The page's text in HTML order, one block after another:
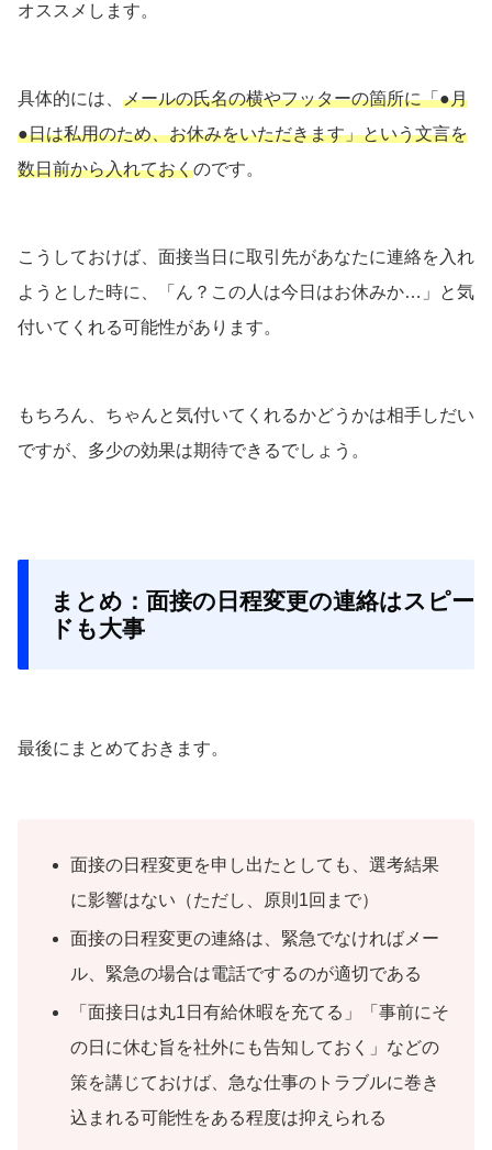
オススメします。
具体的には、 メールの氏名の横やフッターの箇所に「●月
●日は私用のため、お休みをいただきます」という文言を
数日前から入れておくのです。
こうしておけば、面接当日に取引先があなたに連絡を入れ
ようとした時に、「ん？この人は今日はお休みか…」と気
付いてくれる可能性があります。
もちろん、ちゃんと気付いてくれるかどうかは相手しだい
ですが、多少の効果は期待できるでしょう。
まとめ：面接の日程変更の連絡はスピー
ドも大事
最後にまとめておきます。
面接の日程変更を申し出たとしても、選考結果
に影響はない（ただし、原則1回まで）
面接の日程変更の連絡は、緊急でなければメー
ル、緊急の場合は電話でするのが適切である
「面接日は丸1日有給休暇を充てる」「事前にそ
の日に休む旨を社外にも告知しておく」などの
策を講じておけば、急な仕事のトラブルに巻き
込まれる可能性をある程度は抑えられる